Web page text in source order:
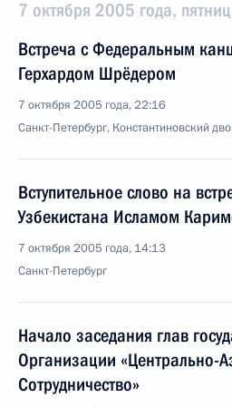
7 октября 2005 года,
Встреча с Федеральным
Герхардом Шрёдером
7 октября 2005 года, 22:16
Санкт-Петербург, Константиновский
Вступительное слово на
Узбекистана Исламом
7 октября 2005 года, 14:13
Санкт-Петербург
Начало заседания глав
Организации «Центрально-
Сотрудничество»